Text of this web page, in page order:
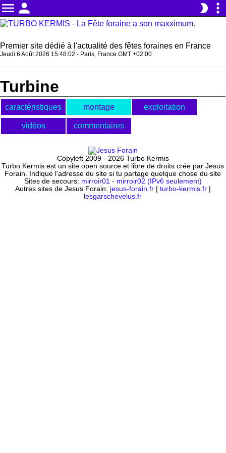
menu person brightness_2 more_vert
Premier site dédié à l'actualité des fêtes foraines en France
Jeudi 6 Août 2026 15:48:02 - Paris, France GMT +02:00
Turbine
caractéristiques montage exploitation
vidéos commentaires
Copyleft 2009 - 2026 Turbo Kermis
Turbo Kermis est un site open source et libre de droits crée par Jesus
Forain. Indique l'adresse du site si tu partage quelque chose du site
Sites de secours: mirroir01 - mirroir02 (IPv6 seulement)
Autres sites de Jesus Forain: jesus-forain.fr| turbo-kermis.fr|
lesgarschevelus.fr